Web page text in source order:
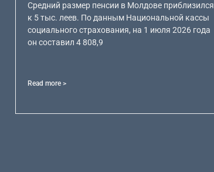
Средний размер пенсии в Молдове приблизился
к 5 тыс. леев. По данным Национальной кассы
социального страхования, на 1 июля 2026 года
он составил 4 808,9
Read more >